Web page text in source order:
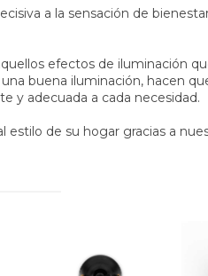
a la sensación de
efectos de iluminación
buena iluminación, hacen
y adecuada a cada necesidad.
de su hogar gracias a